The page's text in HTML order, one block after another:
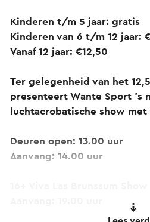
Kinderen t/m 5 jaar: gratis
Kinderen van 6 t/m 12 jaar:
Vanaf 12 jaar: €12,50
Ter gelegenheid van het
presenteert Wante Sport ’s
luchtacrobatische show
Deuren open: 13.00 uur
Aanvang: 14.00 uur